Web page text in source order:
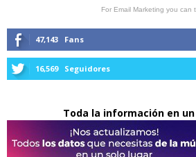
For Email Marketing you can
47,143 Fans
16,569 Seguidores
Toda la información en